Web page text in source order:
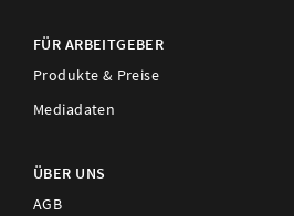
FÜR ARBEITGEBER
Produkte & Preise
Mediadaten
ÜBER UNS
AGB